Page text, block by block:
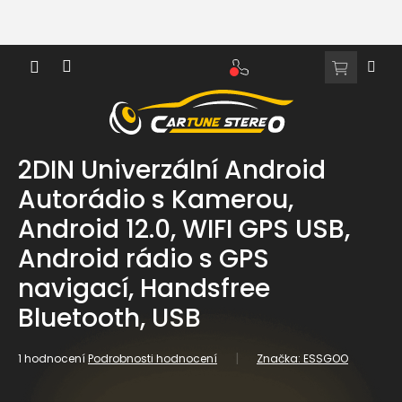
obsah
NÁKUPNÍ
2DIN Univerzální Android
Autorádio s Kamerou,
Android 12.0, WIFI GPS USB,
Android rádio s GPS
navigací, Handsfree
Bluetooth, USB
Průměrné
1 hodnoceníPodrobnosti hodnocení Značka: ESSGOO